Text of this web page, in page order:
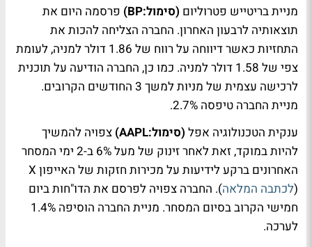
מניית בריטייש פטרוליום (סימול:BP)
פרסמה היום את
תוצאותיה לרבעון האחרון. החברה הצליחה להכות את
התחזיות כאשר דיווחה על רווח של 1.86 דולר למניה, לעומת
צפי של 1.58 דולר למניה. כמו כן, החברה הודיעה על תוכנית
לרכישה עצמית של מניות למשך 3 החודשים הקרובים.
מניית החברה טיפסה 2.7%.
ענקית הטכנולוגיה אפל (סימול:AAPL)
צפויה להמשיך
להיות במוקד, זאת לאחר זינוק של מעל 6% ב-2 ימי המסחר
האחרונים ברקע לידיעות על מכירות חזקות של האייפון X
(לכתבה המלאה). החברה צפויה לפרסם את הדו"חות ביום
חמישי הקרוב בסיום המסחר. מניית החברה הוסיפה 1.4%
לערכה.